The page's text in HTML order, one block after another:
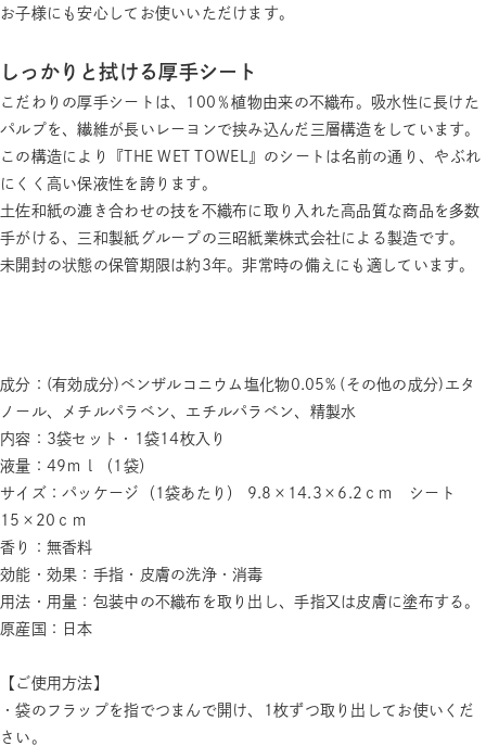
お子様にも安心してお使いいただけます。
しっかりと拭ける厚手シート
こだわりの厚手シートは、100％植物由来の不織布。吸水性に長けた
パルプを、繊維が長いレーヨンで挟み込んだ三層構造をしています。
この構造により『THE WET TOWEL』のシートは名前の通り、やぶれ
にくく高い保液性を誇ります。
土佐和紙の漉き合わせの技を不織布に取り入れた高品質な商品を多数
手がける、三和製紙グループの三昭紙業株式会社による製造です。
未開封の状態の保管期限は約3年。非常時の備えにも適しています。
成分：(有効成分)ベンザルコニウム塩化物0.05% (その他の成分)エタ
ノール、メチルパラベン、エチルパラベン、精製水
内容：3袋セット・1袋14枚入り
液量：49ｍｌ（1袋）
サイズ：パッケージ（1袋あたり） 9.8×14.3×6.2ｃｍ シート
15×20ｃｍ
香り：無香料
効能・効果：手指・皮膚の洗浄・消毒
用法・用量：包装中の不織布を取り出し、手指又は皮膚に塗布する。
原産国：日本
【ご使用方法】
・袋のフラップを指でつまんで開け、1枚ずつ取り出してお使いくだ
さい。